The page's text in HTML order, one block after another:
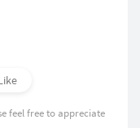
feel free to appreciate